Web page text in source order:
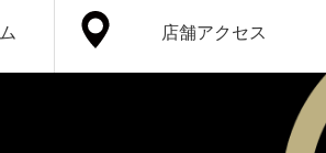
店舗アクセス